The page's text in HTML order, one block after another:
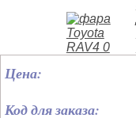
Цена:
Код для заказа: